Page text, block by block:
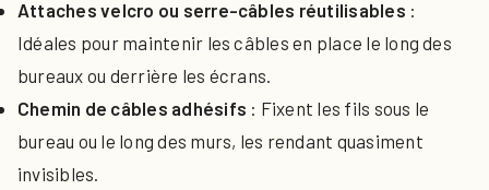
Attaches velcro ou serre-câbles réutilisables :
Idéales pour maintenir les câbles en place le long des
bureaux ou derrière les écrans.
Chemin de câbles adhésifs : Fixent les fils sous le
bureau ou le long des murs, les rendant quasiment
invisibles.